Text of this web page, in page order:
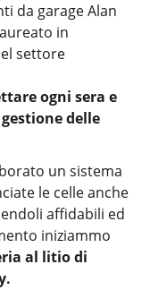
da garage Alan
in
settore
ogni sera e
delle
un sistema
le celle anche
affidabili ed
iniziammo
al litio di